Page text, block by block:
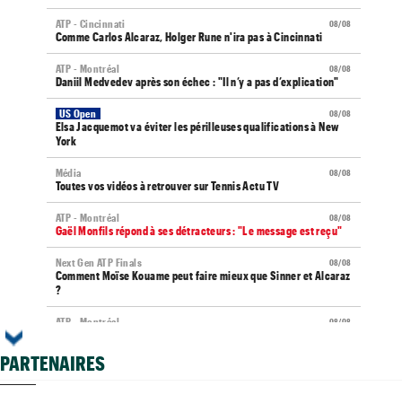
08/08
ATP - Cincinnati
Comme Carlos Alcaraz, Holger Rune n'ira pas à Cincinnati
08/08
ATP - Montréal
Daniil Medvedev après son échec : "Il n’y a pas d’explication"
08/08
US Open
Elsa Jacquemot va éviter les périlleuses qualifications à New
York
08/08
Média
Toutes vos vidéos à retrouver sur Tennis Actu TV
08/08
ATP - Montréal
Gaël Monfils répond à ses détracteurs : "Le message est reçu"
08/08
Next Gen ATP Finals
Comment Moïse Kouame peut faire mieux que Sinner et Alcaraz
?
08/08
ATP - Montréal
PARTENAIRES